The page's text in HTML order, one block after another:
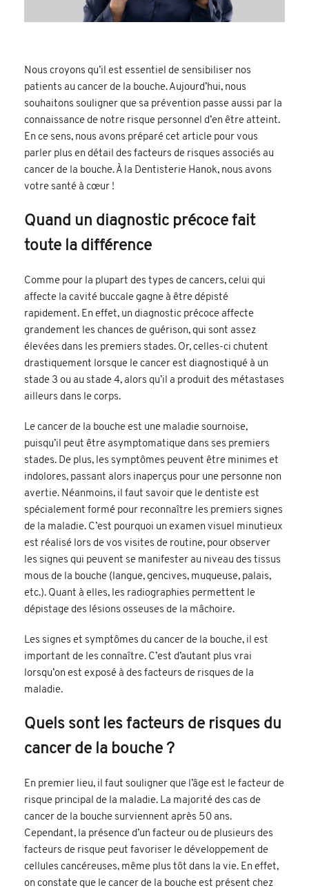
Nous croyons qu’il est essentiel de sensibiliser nos
patients au cancer de la bouche. Aujourd’hui, nous
souhaitons souligner que sa prévention passe aussi par la
connaissance de notre risque personnel d’en être atteint.
En ce sens, nous avons préparé cet article pour vous
parler plus en détail des facteurs de risques associés au
cancer de la bouche. À la Dentisterie Hanok, nous avons
votre santé à cœur !
Quand un diagnostic précoce fait
toute la différence
Comme pour la plupart des types de cancers, celui qui
affecte la cavité buccale gagne à être dépisté
rapidement. En effet, un diagnostic précoce affecte
grandement les chances de guérison, qui sont assez
élevées dans les premiers stades. Or, celles-ci chutent
drastiquement lorsque le cancer est diagnostiqué à un
stade 3 ou au stade 4, alors qu’il a produit des métastases
ailleurs dans le corps.
Le cancer de la bouche est une maladie sournoise,
puisqu’il peut être asymptomatique dans ses premiers
stades. De plus, les symptômes peuvent être minimes et
indolores, passant alors inaperçus pour une personne non
avertie. Néanmoins, il faut savoir que le dentiste est
spécialement formé pour reconnaître les premiers signes
de la maladie. C’est pourquoi un examen visuel minutieux
est réalisé lors de vos visites de routine, pour observer
les signes qui peuvent se manifester au niveau des tissus
mous de la bouche (langue, gencives, muqueuse, palais,
etc.). Quant à elles, les radiographies permettent le
dépistage des lésions osseuses de la mâchoire.
Les signes et symptômes du cancer de la bouche, il est
important de les connaître. C’est d’autant plus vrai
lorsqu’on est exposé à des facteurs de risques de la
maladie.
Quels sont les facteurs de risques du
cancer de la bouche ?
En premier lieu, il faut souligner que l’âge est le facteur de
risque principal de la maladie. La majorité des cas de
cancer de la bouche surviennent après 50 ans.
Cependant, la présence d’un facteur ou de plusieurs des
facteurs de risque peut favoriser le développement de
cellules cancéreuses, même plus tôt dans la vie. En effet,
on constate que le cancer de la bouche est présent chez